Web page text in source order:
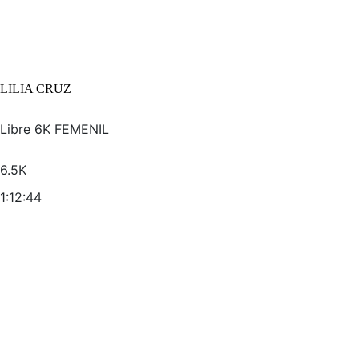
LILIA CRUZ
Libre 6K FEMENIL
6.5K
1:12:44